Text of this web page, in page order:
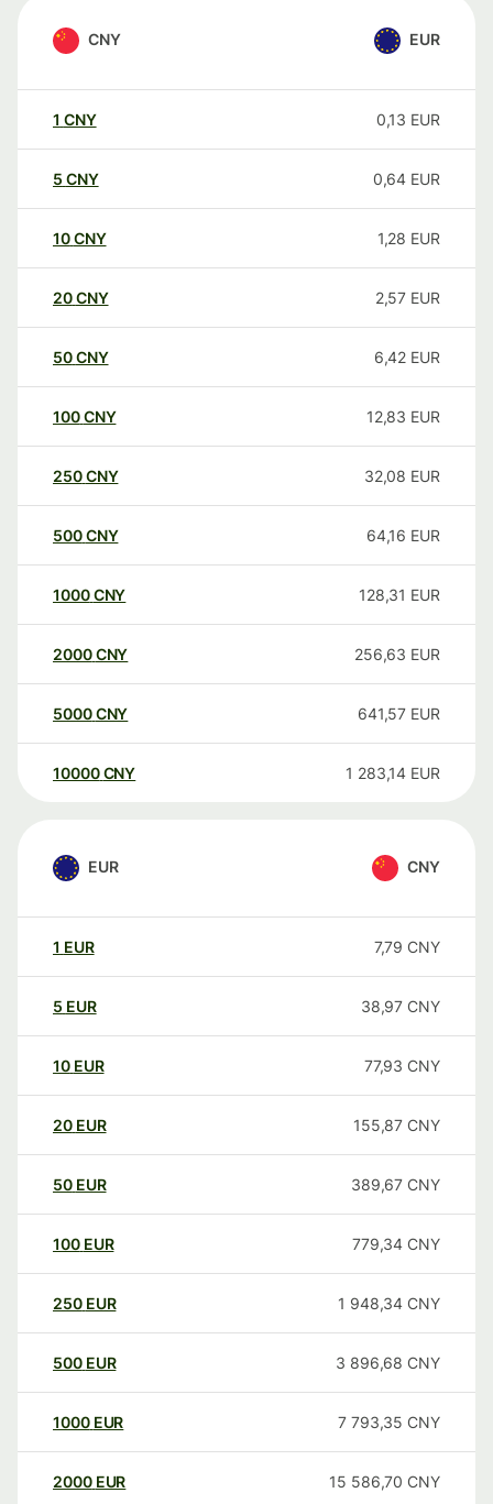
CNY EUR
1 CNY 0,13 EUR
5 CNY 0,64 EUR
10CNY 1,28 EUR
20CNY 2,57 EUR
50CNY 6,42 EUR
100CNY 12,83 EUR
250CNY 32,08 EUR
500CNY 64,16 EUR
1000CNY 128,31 EUR
2000CNY 256,63 EUR
5000CNY 641,57 EUR
10000 CNY 1 283,14 EUR
EUR CNY
1 EUR 7,79 CNY
5 EUR 38,97 CNY
10 EUR 77,93 CNY
20 EUR 155,87 CNY
50 EUR 389,67 CNY
100 EUR 779,34 CNY
250 EUR 1 948,34 CNY
500 EUR 3 896,68 CNY
1000 EUR 7 793,35 CNY
2000 EUR 15 586,70 CNY